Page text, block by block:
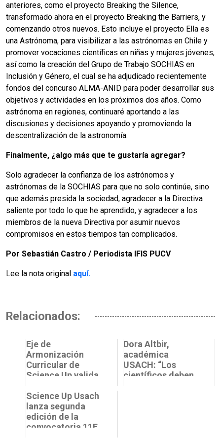
anteriores, como el proyecto Breaking the Silence,
transformado ahora en el proyecto Breaking the Barriers, y
comenzando otros nuevos. Esto incluye el proyecto Ella es
una Astrónoma, para visibilizar a las astrónomas en Chile y
promover vocaciones científicas en niñas y mujeres jóvenes,
así como la creación del Grupo de Trabajo SOCHIAS en
Inclusión y Género, el cual se ha adjudicado recientemente
fondos del concurso ALMA-ANID para poder desarrollar sus
objetivos y actividades en los próximos dos años. Como
astrónoma en regiones, continuaré aportando a las
discusiones y decisiones apoyando y promoviendo la
descentralización de la astronomía.
Finalmente, ¿algo más que te gustaría agregar?
Solo agradecer la confianza de los astrónomos y
astrónomas de la SOCHIAS para que no solo continúe, sino
que además presida la sociedad, agradecer a la Directiva
saliente por todo lo que he aprendido, y agradecer a los
miembros de la nueva Directiva por asumir nuevos
compromisos en estos tiempos tan complicados.
Por Sebastián Castro / Periodista IFIS PUCV
Lee la nota original aquí.
Relacionados:
Eje de
Armonización
Curricular de
Science Up valida
universidades
documento de
propues...
Dora Altbir,
académica
USACH: “Los
científicos deben
Science Up Usach
lanza segunda
edición de la
convocatoria 11F